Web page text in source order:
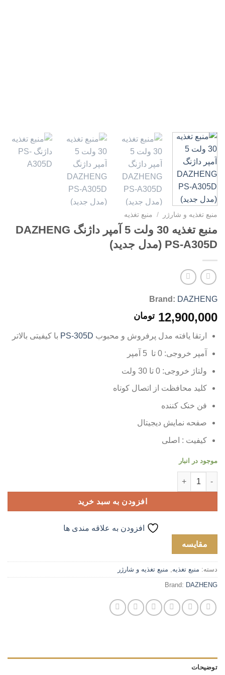
منبع تغذیه و شارژر منبع تغذیه
منبع تغذیه 30 ولت 5 آمپر داژنگ DAZHENG
PS-A305D (مدل جدید)
Brand: DAZHENG
12,900,000 تومان
ارتقا یافته مدل پرفروش و محبوبPS-305Dبا کیفیتی بالاتر
آمپر خروجی: 0 تا 5 آمپر
ولتاژ خروجی: 0 تا 30 ولت
کلید محافظت از اتصال کوتاه
فن خنک کننده
صفحه نمایش دیجیتال
کیفیت : اصلی
موجود در انبار
منبع تغذیه 30 ولت 5 آمپر داژنگ DAZHENG PS-A305D (مدل جدید) عدد
افزودن به سبد خرید
افزودن به علاقه مندی ها
مقایسه
دسته:منبع تغذیه,منبع تغذیه و شارژر
Brand:DAZHENG
توضیحات